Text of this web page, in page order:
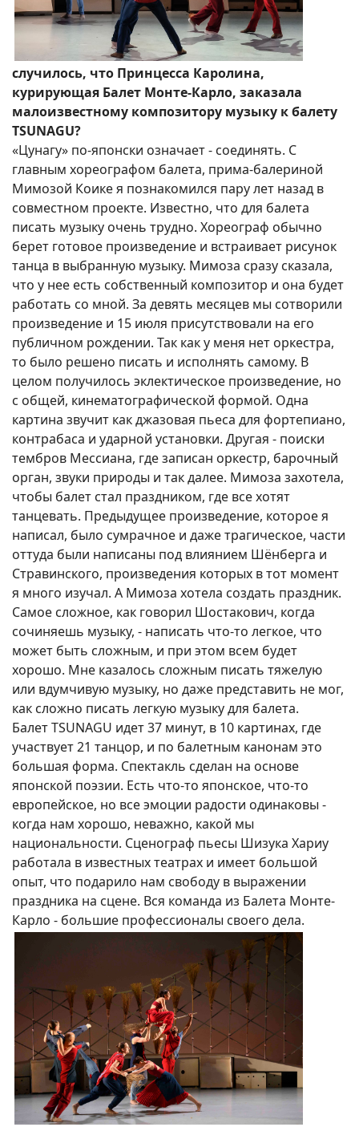
случилось, что Принцесса Каролина,
курирующая Балет Монте-Карло, заказала
малоизвестному композитору музыку к балету
TSUNAGU?
«Цунагу» по-японски означает - соединять. С
главным хореографом балета, прима-балериной
Мимозой Коике я познакомился пару лет назад в
совместном проекте. Известно, что для балета
писать музыку очень трудно. Хореограф обычно
берет готовое произведение и встраивает рисунок
танца в выбранную музыку. Мимоза сразу сказала,
что у нее есть собственный композитор и она будет
работать со мной. За девять месяцев мы сотворили
произведение и 15 июля присутствовали на его
публичном рождении. Так как у меня нет оркестра,
то было решено писать и исполнять самому. В
целом получилось эклектическое произведение, но
с общей, кинематографической формой. Одна
картина звучит как джазовая пьеса для фортепиано,
контрабаса и ударной установки. Другая - поиски
тембров Мессиана, где записан оркестр, барочный
орган, звуки природы и так далее. Мимоза захотела,
чтобы балет стал праздником, где все хотят
танцевать. Предыдущее произведение, которое я
написал, было сумрачное и даже трагическое, части
оттуда были написаны под влиянием Шёнберга и
Стравинского, произведения которых в тот момент
я много изучал. А Мимоза хотела создать праздник.
Самое сложное, как говорил Шостакович, когда
сочиняешь музыку, - написать что-то легкое, что
может быть сложным, и при этом всем будет
хорошо. Мне казалось сложным писать тяжелую
или вдумчивую музыку, но даже представить не мог,
как сложно писать легкую музыку для балета.
Балет TSUNAGU идет 37 минут, в 10 картинах, где
участвует 21 танцор, и по балетным канонам это
большая форма. Спектакль сделан на основе
японской поэзии. Есть что-то японское, что-то
европейское, но все эмоции радости одинаковы -
когда нам хорошо, неважно, какой мы
национальности. Сценограф пьесы Шизука Хариу
работала в известных театрах и имеет большой
опыт, что подарило нам свободу в выражении
праздника на сцене. Вся команда из Балета Монте-
Карло - большие профессионалы своего дела.